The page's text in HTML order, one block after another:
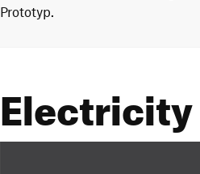
Prototyp.
Electricity